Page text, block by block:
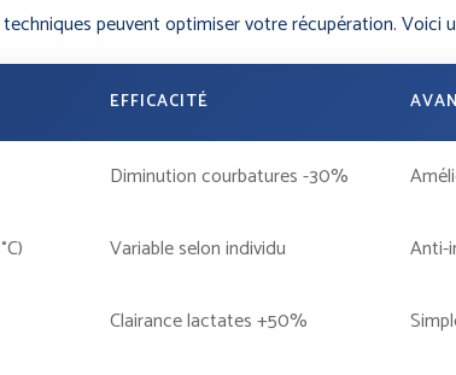
peuvent optimiser votre récupération. Voici
EFFICACITÉ
Diminution courbatures -30%
Variable selon individu Anti-
Clairance lactates +50%